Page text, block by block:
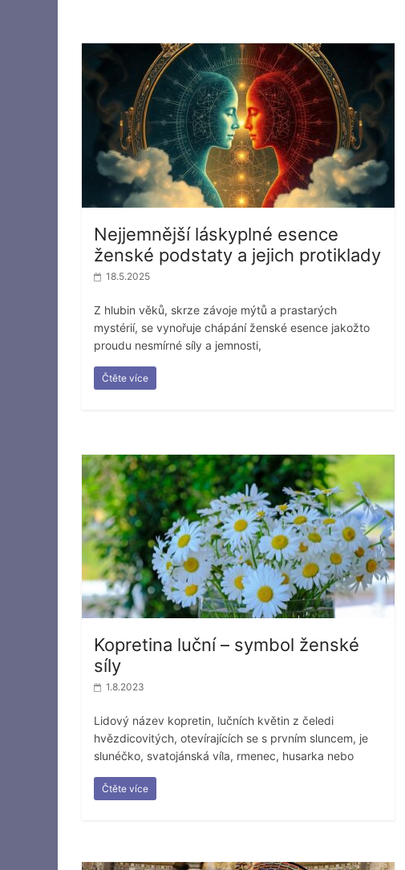
Nejjemnější láskyplné esence
ženské podstaty a jejich protiklady
18.5.2025
Z hlubin věků, skrze závoje mýtů a prastarých
mystérií, se vynořuje chápání ženské esence jakožto
proudu nesmírné síly a jemnosti,
Čtěte více
Kopretina luční – symbol ženské
síly
1.8.2023
Lidový název kopretin, lučních květin z čeledi
hvězdicovitých, otevírajících se s prvním sluncem, je
slunéčko, svatojánská víla, rmenec, husarka nebo
Čtěte více